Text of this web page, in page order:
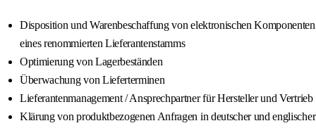
Disposition und Warenbeschaffung von elektronischen Komponenten
eines renommierten Lieferantenstamms
Optimierung von Lagerbeständen
Überwachung von Lieferterminen
Lieferantenmanagement / Ansprechpartner für Hersteller und Vertrieb
Klärung von produktbezogenen Anfragen in deutscher und englischer